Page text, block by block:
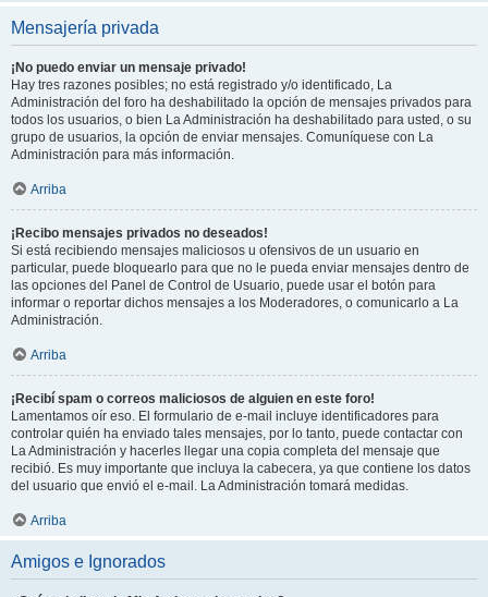
Mensajería privada
¡No puedo enviar un mensaje privado!
Hay tres razones posibles; no está registrado y/o identificado, La
Administración del foro ha deshabilitado la opción de mensajes privados para
todos los usuarios, o bien La Administración ha deshabilitado para usted, o su
grupo de usuarios, la opción de enviar mensajes. Comuníquese con La
Administración para más información.
Arriba
¡Recibo mensajes privados no deseados!
Si está recibiendo mensajes maliciosos u ofensivos de un usuario en
particular, puede bloquearlo para que no le pueda enviar mensajes dentro de
las opciones del Panel de Control de Usuario, puede usar el botón para
informar o reportar dichos mensajes a los Moderadores, o comunicarlo a La
Administración.
Arriba
¡Recibí spam o correos maliciosos de alguien en este foro!
Lamentamos oír eso. El formulario de e-mail incluye identificadores para
controlar quién ha enviado tales mensajes, por lo tanto, puede contactar con
La Administración y hacerles llegar una copia completa del mensaje que
recibió. Es muy importante que incluya la cabecera, ya que contiene los datos
del usuario que envió el e-mail. La Administración tomará medidas.
Arriba
Amigos e Ignorados